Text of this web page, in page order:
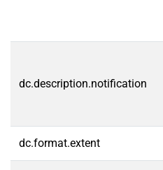
dc.description.notification
dc.format.extent